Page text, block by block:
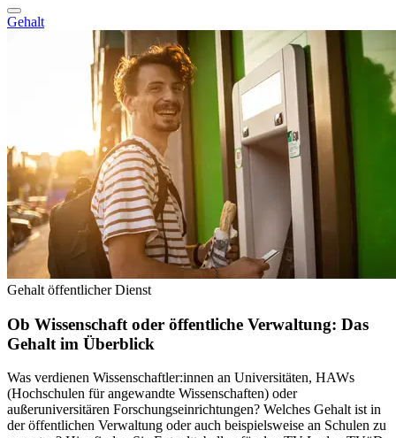
Gehalt
Gehalt öffentlicher Dienst
Ob Wissenschaft oder öffentliche Verwaltung: Das
Gehalt im Überblick
Was verdienen Wissenschaftler:innen an Universitäten, HAWs
(Hochschulen für angewandte Wissenschaften) oder
außeruniversitären Forschungseinrichtungen? Welches Gehalt ist in
der öffentlichen Verwaltung oder auch beispielsweise an Schulen zu